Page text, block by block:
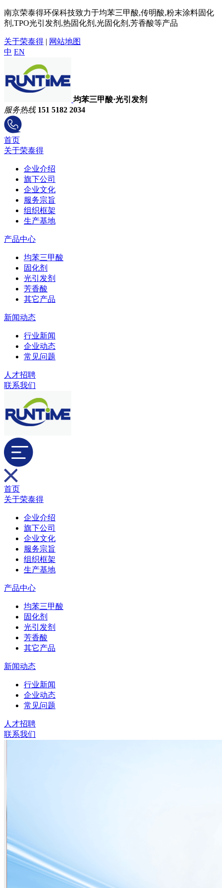
南京荣泰得环保科技致力于均苯三甲酸,传明酸,粉末涂料固化
剂,TPO光引发剂,热固化剂,光固化剂,芳香酸等产品
关于荣泰得 | 网站地图
中 EN
均苯三甲酸·光引发剂
服务热线 151 5182 2034
首页
关于荣泰得
企业介绍
旗下公司
企业文化
服务宗旨
组织框架
生产基地
产品中心
均苯三甲酸
固化剂
光引发剂
芳香酸
其它产品
新闻动态
行业新闻
企业动态
常见问题
人才招聘
联系我们
首页
关于荣泰得
企业介绍
旗下公司
企业文化
服务宗旨
组织框架
生产基地
产品中心
均苯三甲酸
固化剂
光引发剂
芳香酸
其它产品
新闻动态
行业新闻
企业动态
常见问题
人才招聘
联系我们